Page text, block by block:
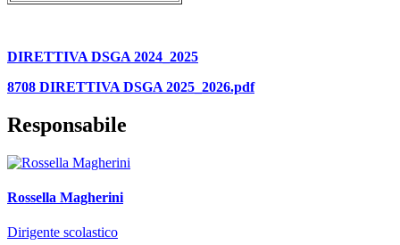
DIRETTIVA DSGA 2024_2025
8708 DIRETTIVA DSGA 2025_2026.pdf
Responsabile
Rossella Magherini
Dirigente scolastico